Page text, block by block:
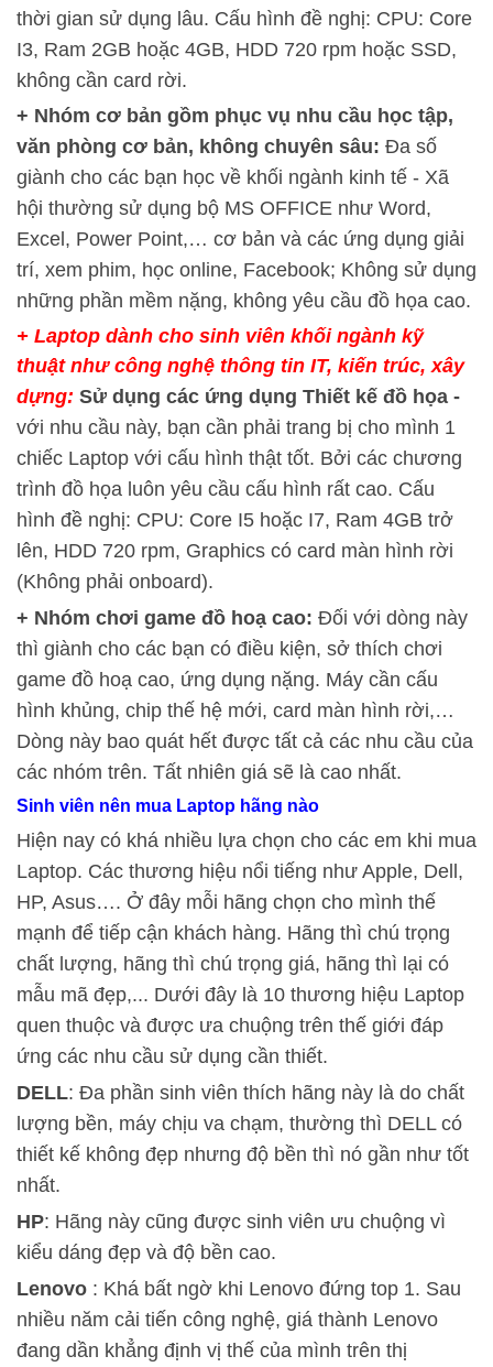
thời gian sử dụng lâu. Cấu hình đề nghị: CPU: Core
I3, Ram 2GB hoặc 4GB, HDD 720 rpm hoặc SSD,
không cần card rời.
+ Nhóm cơ bản gồm phục vụ nhu cầu học tập,
văn phòng cơ bản, không chuyên sâu: Đa số
giành cho các bạn học về khối ngành kinh tế - Xã
hội thường sử dụng bộ MS OFFICE như Word,
Excel, Power Point,… cơ bản và các ứng dụng giải
trí, xem phim, học online, Facebook; Không sử dụng
những phần mềm nặng, không yêu cầu đồ họa cao.
+ Laptop dành cho sinh viên khối ngành kỹ
thuật như công nghệ thông tin IT, kiến trúc, xây
dựng: Sử dụng các ứng dụng Thiết kế đồ họa -
với nhu cầu này, bạn cần phải trang bị cho mình 1
chiếc Laptop với cấu hình thật tốt. Bởi các chương
trình đồ họa luôn yêu cầu cấu hình rất cao. Cấu
hình đề nghị: CPU: Core I5 hoặc I7, Ram 4GB trở
lên, HDD 720 rpm, Graphics có card màn hình rời
(Không phải onboard).
+ Nhóm chơi game đồ hoạ cao: Đối với dòng này
thì giành cho các bạn có điều kiện, sở thích chơi
game đồ hoạ cao, ứng dụng nặng. Máy cần cấu
hình khủng, chip thế hệ mới, card màn hình rời,…
Dòng này bao quát hết được tất cả các nhu cầu của
các nhóm trên. Tất nhiên giá sẽ là cao nhất.
Sinh viên nên mua Laptop hãng nào
Hiện nay có khá nhiều lựa chọn cho các em khi mua
Laptop. Các thương hiệu nổi tiếng như Apple, Dell,
HP, Asus…. Ở đây mỗi hãng chọn cho mình thế
mạnh để tiếp cận khách hàng. Hãng thì chú trọng
chất lượng, hãng thì chú trọng giá, hãng thì lại có
mẫu mã đẹp,... Dưới đây là 10 thương hiệu Laptop
quen thuộc và được ưa chuộng trên thế giới đáp
ứng các nhu cầu sử dụng cần thiết.
DELL: Đa phần sinh viên thích hãng này là do chất
lượng bền, máy chịu va chạm, thường thì DELL có
thiết kế không đẹp nhưng độ bền thì nó gần như tốt
nhất.
HP: Hãng này cũng được sinh viên ưu chuộng vì
kiểu dáng đẹp và độ bền cao.
Lenovo : Khá bất ngờ khi Lenovo đứng top 1. Sau
nhiều năm cải tiến công nghệ, giá thành Lenovo
đang dần khẳng định vị thế của mình trên thị